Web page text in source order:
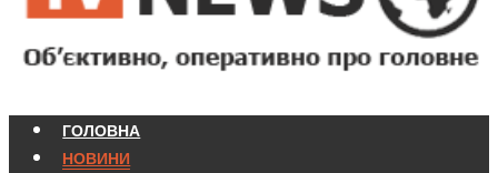
ГОЛОВНА
НОВИНИ